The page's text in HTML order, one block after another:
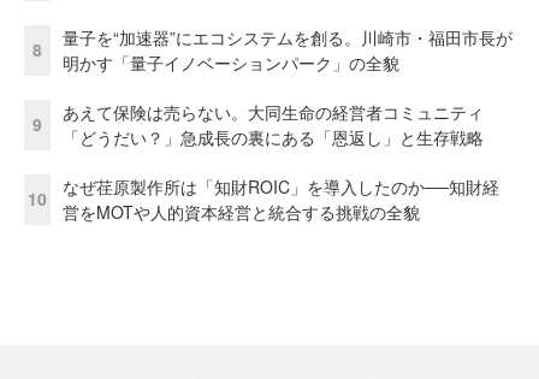
8
量子を“加速器”にエコシステムを創る。川崎市・福田市長が
明かす「量子イノベーションパーク」の全貌
9
あえて保険は売らない。大同生命の経営者コミュニティ
「どうだい？」急成長の裏にある「恩返し」と生存戦略
10
なぜ荏原製作所は「知財ROIC」を導入したのか──知財経
営をMOTや人的資本経営と統合する挑戦の全貌